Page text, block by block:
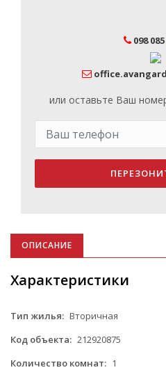
098 085
или оставьте Ваш
ОПИСАНИЕ
Характеристики
Тип жилья: Вторичная
Код объекта: 212920875
Количество комнат: 1